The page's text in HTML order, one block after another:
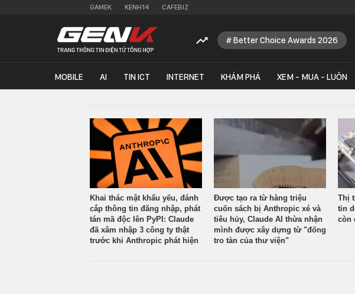
GAMEK KENH14 CAFEBIZ
Better Choice Awards 2026
MOBILE AI TIN ICT INTERNET KHÁM PHÁ XEM - MUA - LUÔN
Khai thác mật khẩu yếu, đánh
cắp thông tin đăng nhập, phát
tán mã độc lên PyPI: Claude
đã xâm nhập 3 công ty thật
trước khi Anthropic phát hiện
Được tạo ra từ hàng triệu
cuốn sách bị Anthropic xé và
tiêu hủy, Claude AI thừa nhận
mình được xây dựng từ "đống
tro tàn của thư viện"
Thị
tin
còn